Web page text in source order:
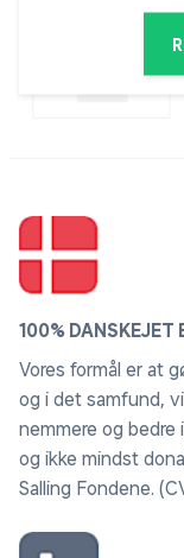
100% DANSKEJET
Vores formål er at
og i det samfund,
nemmere og bedre
og ikke mindst
Salling Fondene.